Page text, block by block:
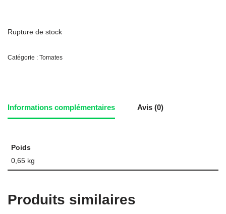
Rupture de stock
Catégorie : Tomates
Informations complémentaires Avis (0)
Poids
0,65 kg
Produits similaires